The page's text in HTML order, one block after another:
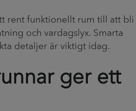
rent funktionellt rum till att bli
och vardagslyx. Smarta
detaljer är viktigt idag.
ger ett